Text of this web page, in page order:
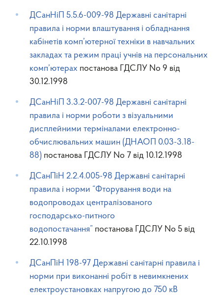
ДСанНіП 5.5.6-009-98 Державнi санiтарнi
правила i норми влаштування i обладнання
кабiнетiв комп’ютерної технiки в навчальних
закладах та режим працi учнiв на персональних
комп’ютерах постанова ГДСЛУ No 9 від
30.12.1998
ДСанНіП 3.3.2-007-98 Державні санiтарнi
правила i норми роботи з візуальними
дисплейними терміналами електронно-
обчислювальних машин (ДНАОП 0.03-3.18-
88) постанова ГДСЛУ No 7 від 10.12.1998
ДСанПіН 2.2.4.005-98 Державні санiтарнi
правила i норми “Фторування води на
водопроводах централізованого
господарсько-питного
водопостачання” постанова ГДСЛУ No 5 від
22.10.1998
ДСанПіН 198-97 Державні санiтарнi правила i
норми при виконаннi робiт в невимкнених
електроустановках напругою до 750 кВ